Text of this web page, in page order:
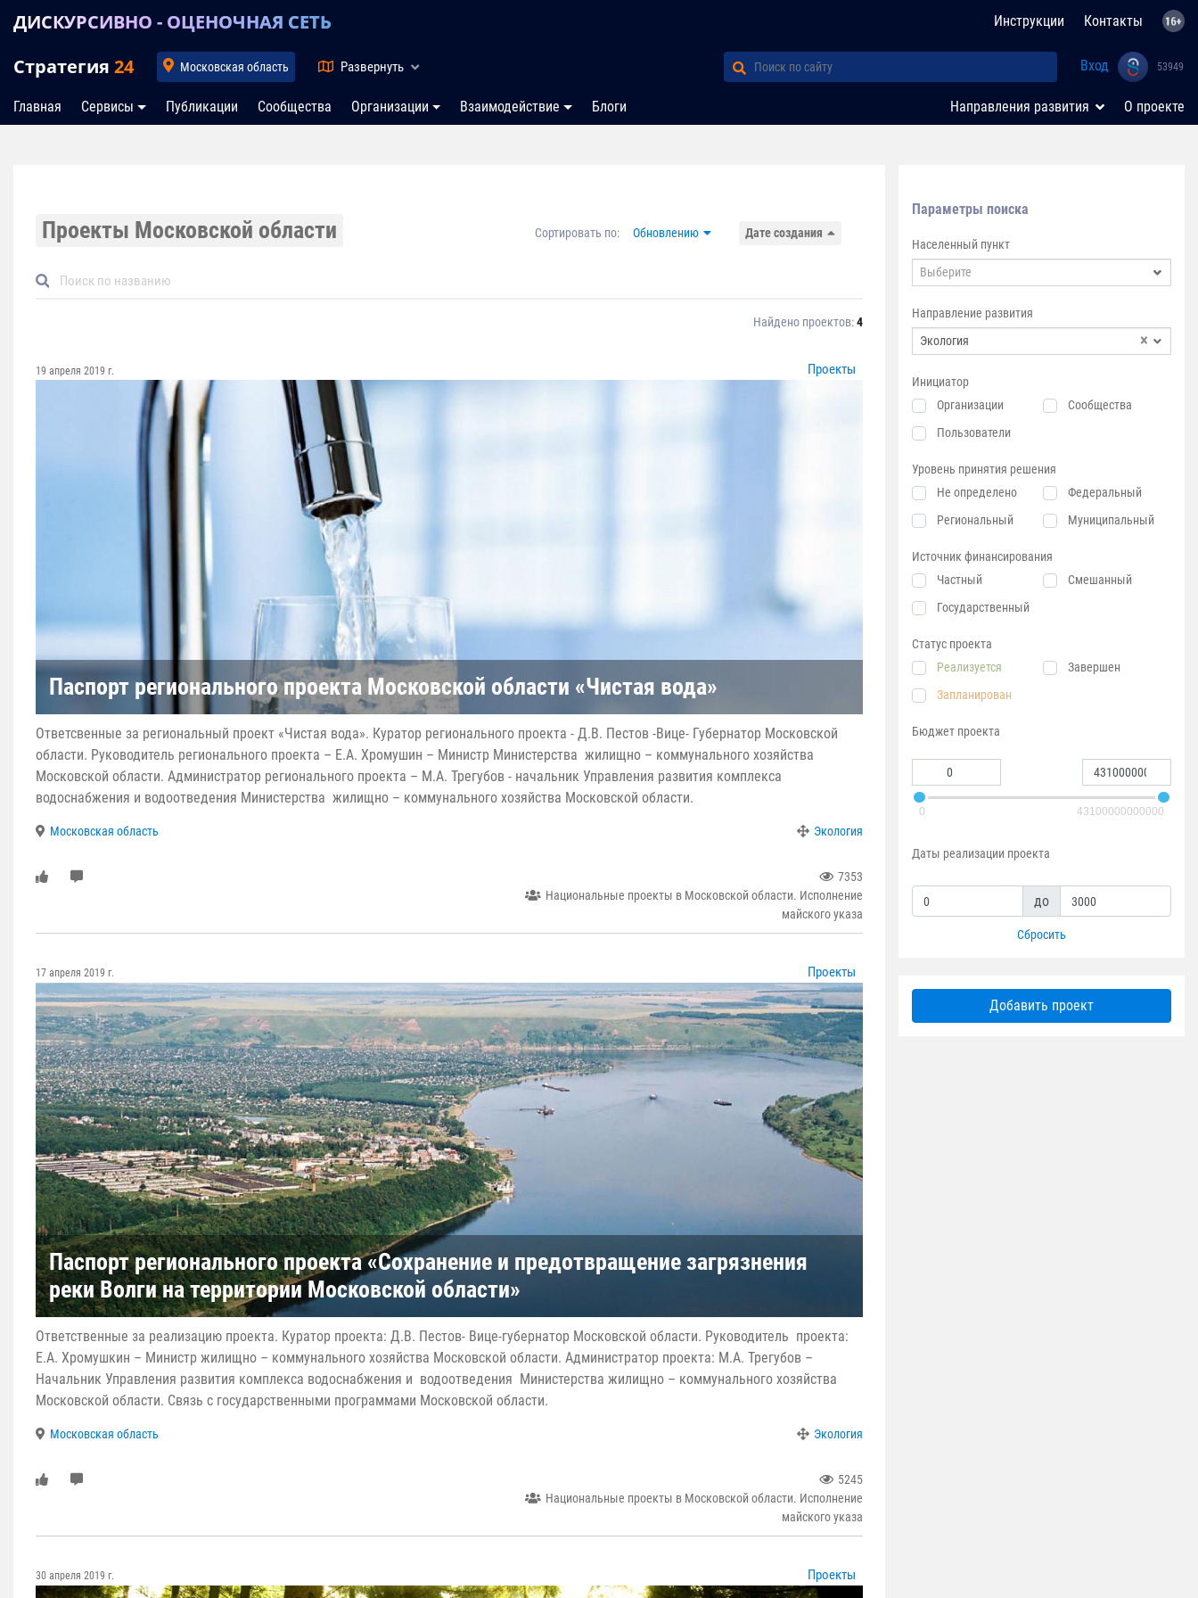
ДИСКУРСИВНО - ОЦЕНОЧНАЯ СЕТЬ Инструкции Контакты
Стратегия 24 Московская область Развернуть Вход 53949
Главная Сервисы Публикации Сообщества Организации Взаимодействие Блоги Направления развития О проекте
Параметры поиска
Населенный пункт
Выберите
Направление развития
×
Экология
Инициатор
Организации
Сообщества
Пользователи
Уровень принятия решения
Не определено
Федеральный
Региональный
Муниципальный
Источник финансирования
Частный
Смешанный
Государственный
Статус проекта
Реализуется
Завершен
Запланирован
Бюджет проекта
0 43100000000000
Даты реализации проекта
до
Сбросить
Добавить проект
Проекты Московской области Сортировать по: Обновлению Дате создания
Найдено проектов:4
19 апреля 2019 г. Проекты
Паспорт регионального проекта Московской области «Чистая вода»
Ответсвенные за региональный проект «Чистая вода». Куратор регионального проекта - Д.В. Пестов -Вице- Губернатор Московской
области. Руководитель регионального проекта – Е.А. Хромушин – Министр Министерства жилищно – коммунального хозяйства
Московской области. Администратор регионального проекта – М.А. Трегубов - начальник Управления развития комплекса
водоснабжения и водоотведения Министерства жилищно – коммунального хозяйства Московской области.
Московская область Экология
7353
Национальные проекты в Московской области. Исполнение
майского указа
17 апреля 2019 г. Проекты
Паспорт регионального проекта «Сохранение и предотвращение загрязнения
реки Волги на территории Московской области»
Ответственные за реализацию проекта. Куратор проекта: Д.В. Пестов- Вице-губернатор Московской области. Руководитель проекта:
Е.А. Хромушкин – Министр жилищно – коммунального хозяйства Московской области. Администратор проекта: М.А. Трегубов –
Начальник Управления развития комплекса водоснабжения и водоотведения Министерства жилищно – коммунального хозяйства
Московской области. Связь с государственными программами Московской области.
Московская область Экология
5245
Национальные проекты в Московской области. Исполнение
майского указа
30 апреля 2019 г. Проекты